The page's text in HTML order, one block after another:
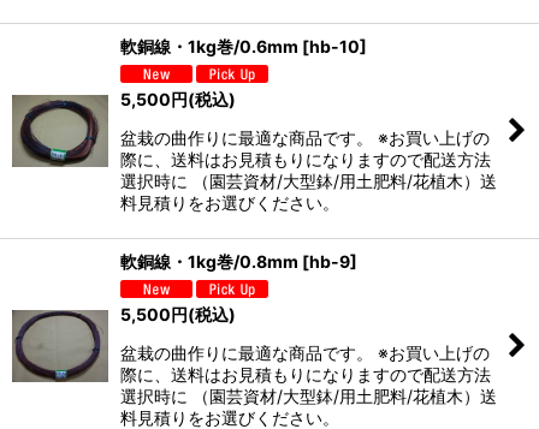
軟銅線・1kg巻/0.6mm [hb-10]
5,500円(税込)
盆栽の曲作りに最適な商品です。 ※お買い上げの
際に、送料はお見積もりになりますので配送方法
選択時に （園芸資材/大型鉢/用土肥料/花植木）送
料見積りをお選びください。
軟銅線・1kg巻/0.8mm [hb-9]
5,500円(税込)
盆栽の曲作りに最適な商品です。 ※お買い上げの
際に、送料はお見積もりになりますので配送方法
選択時に （園芸資材/大型鉢/用土肥料/花植木）送
料見積りをお選びください。